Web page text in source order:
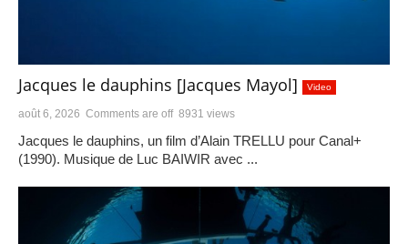
Jacques le dauphins [Jacques Mayol] Video
août 6, 2026 Comments are off 8931 views
Jacques le dauphins, un film d’Alain TRELLU pour Canal+
(1990). Musique de Luc BAIWIR avec ...